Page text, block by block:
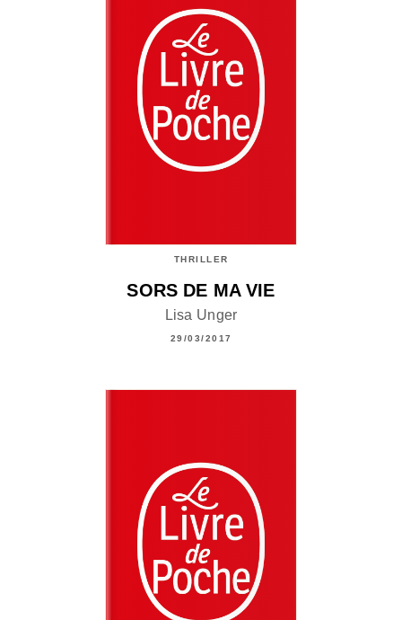
THRILLER
SORS DE MA VIE
Lisa Unger
29/03/2017